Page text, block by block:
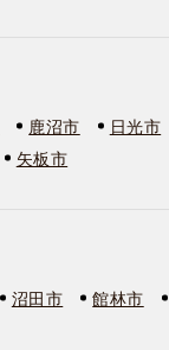
鹿沼市 日光市
矢板市
沼田市 館林市